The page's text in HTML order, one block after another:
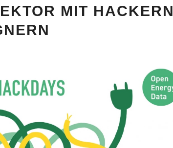
MIT HACKERN